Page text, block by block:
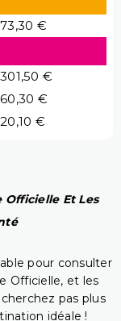
73,30 €
301,50 €
60,30 €
20,10 €
Officielle Et Les
pour consulter
Officielle, et les
pas plus
idéale !